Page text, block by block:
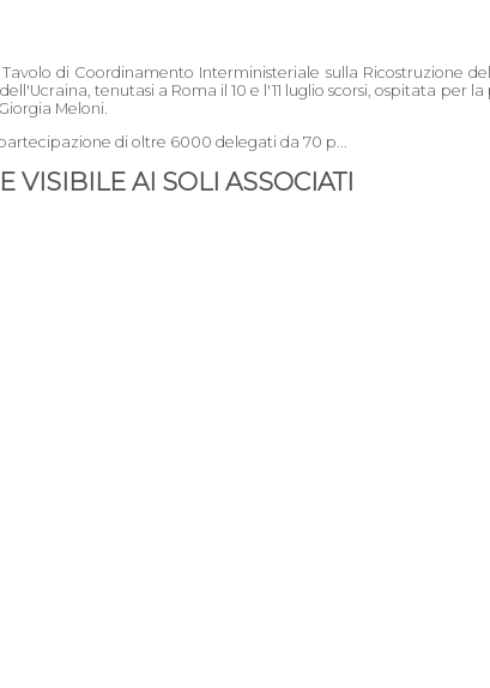
di Coordinamento Interministeriale sulla Ricostruzione
tenutasi a Roma il 10 e l'11 luglio scorsi, ospitata per
Meloni.
di oltre 6000 delegati da 70 p...
VISIBILE AI SOLI ASSOCIATI